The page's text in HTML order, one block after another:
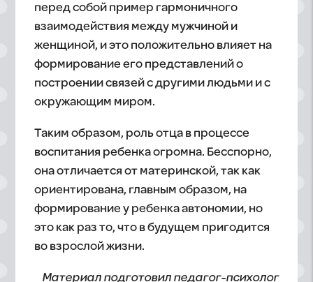
перед собой пример гармоничного
взаимодействия между мужчиной и
женщиной, и это положительно влияет на
формирование его представлений о
построении связей с другими людьми и с
окружающим миром.
Таким образом, роль отца в процессе
воспитания ребенка огромна. Бесспорно,
она отличается от материнской, так как
ориентирована, главным образом, на
формирование у ребенка автономии, но
это как раз то, что в будущем пригодится
во взрослой жизни.
Материал подготовил педагог-психолог